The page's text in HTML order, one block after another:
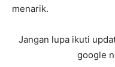
menarik.
Jangan lupa ikuti
google